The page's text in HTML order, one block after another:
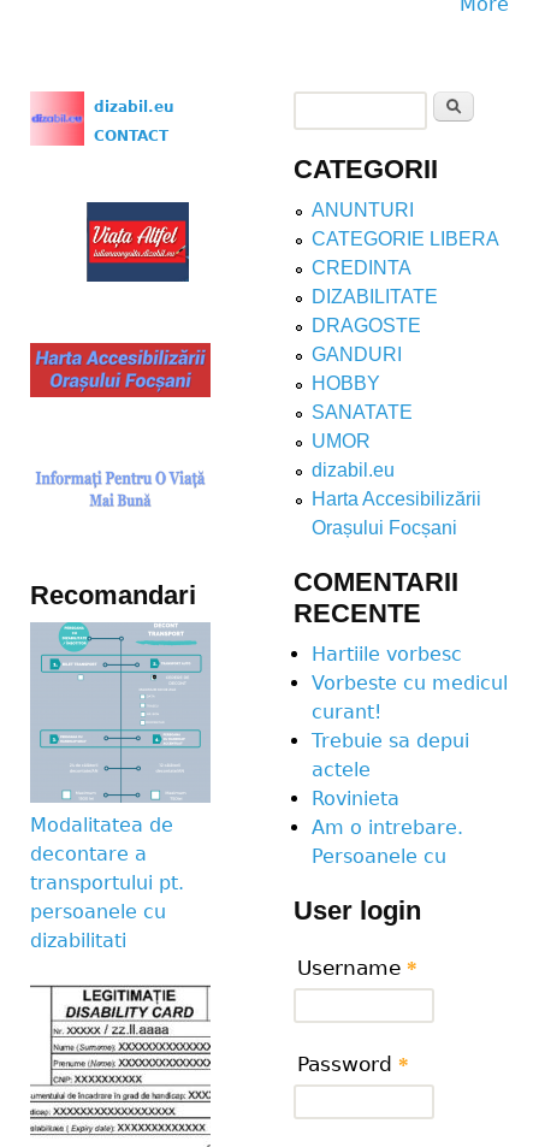
dizabil.eu
CONTACT
Recomandari
Modalitatea de
decontare a
transportului pt.
persoanele cu
dizabilitati
Search form
CATEGORII
ANUNTURI
CATEGORIE LIBERA
CREDINTA
DIZABILITATE
DRAGOSTE
GANDURI
HOBBY
SANATATE
UMOR
dizabil.eu
Harta Accesibilizării
Orașului Focșani
COMENTARII
RECENTE
Hartiile vorbesc
Vorbeste cu medicul
curant!
Trebuie sa depui
actele
Rovinieta
Am o intrebare.
Persoanele cu
User login
Username *
Password *